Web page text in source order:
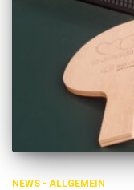
NEWS - ALLGEMEIN